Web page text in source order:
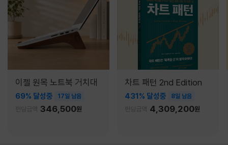
이젤 원목 노트북 거치대
69% 달성중 17일 남음
펀딩금액 346,500원
차트 패턴 2nd Edition
431% 달성중 8일 남음
펀딩금액 4,309,200원